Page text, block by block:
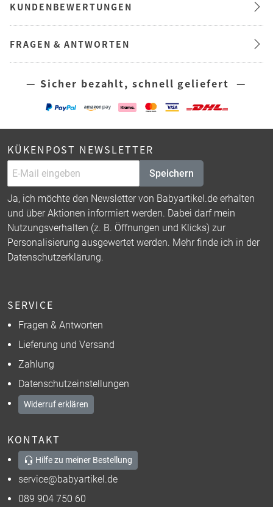
KUNDENBEWERTUNGEN
FRAGEN & ANTWORTEN
— Sicher bezahlt, schnell geliefert —
KÜKENPOST NEWSLETTER
Speichern
Ja, ich möchte den Newsletter von Babyartikel.de erhalten
und über Aktionen informiert werden. Dabei darf mein
Nutzungsverhalten (z. B. Öffnungen und Klicks) zur
Personalisierung ausgewertet werden. Mehr finde ich in der
Datenschutzerklärung.
SERVICE
Fragen & Antworten
Lieferung und Versand
Zahlung
Datenschutzeinstellungen
Widerruf erklären
KONTAKT
Hilfe zu meiner Bestellung
service@babyartikel.de
089 904 750 60